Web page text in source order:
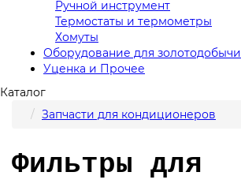
Ручной инструмент
Термостаты и термометры
Хомуты
Оборудование для золотодобычи
Уценка и Прочее
Каталог
Запчасти для кондиционеров
Фильтры для